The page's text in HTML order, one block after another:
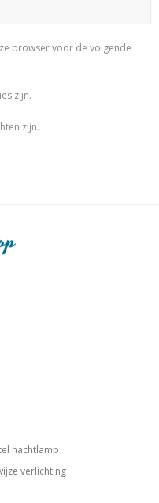
browser voor de volgende
zijn.
zijn.
nachtlamp
verlichting